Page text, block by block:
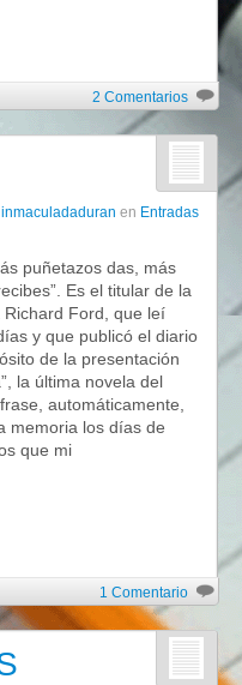
2 Comentarios
inmaculadaduran en Entradas
puñetazos das, más
Es el titular de la
Richard Ford, que leí
y que publicó el diario
de la presentación
la última novela del
automáticamente,
memoria los días de
que mi
1 Comentario